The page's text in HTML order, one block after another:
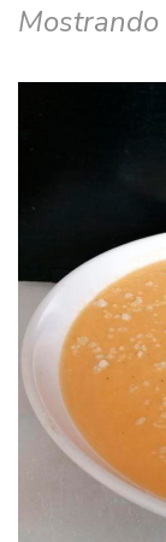
Mostrando